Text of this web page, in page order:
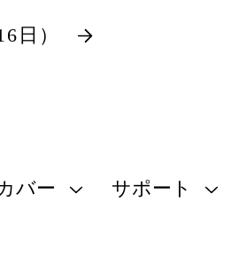
日）
バー サポート